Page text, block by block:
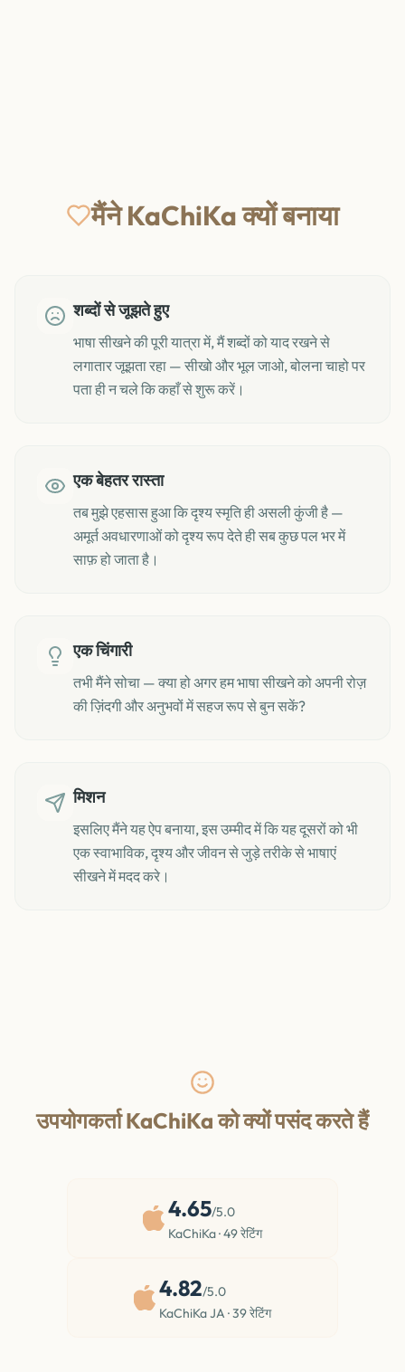
मैंने KaChiKa क्यों बनाया
शब्दों से जूझते हुए
भाषा सीखने की पूरी यात्रा में, मैं शब्दों को याद रखने से
लगातार जूझता रहा — सीखो और भूल जाओ, बोलना चाहो पर
पता ही न चले कि कहाँ से शुरू करें।
एक बेहतर रास्ता
तब मुझे एहसास हुआ कि दृश्य स्मृति ही असली कुंजी है —
अमूर्त अवधारणाओं को दृश्य रूप देते ही सब कुछ पल भर में
साफ़ हो जाता है।
एक चिंगारी
तभी मैंने सोचा — क्या हो अगर हम भाषा सीखने को अपनी रोज़
की ज़िंदगी और अनुभवों में सहज रूप से बुन सकें?
मिशन
इसलिए मैंने यह ऐप बनाया, इस उम्मीद में कि यह दूसरों को भी
एक स्वाभाविक, दृश्य और जीवन से जुड़े तरीके से भाषाएं
सीखने में मदद करे।
उपयोगकर्ता KaChiKa को क्यों पसंद करते हैं
4.65/5.0
KaChiKa·49रेटिंग
4.82/5.0
KaChiKa JA ·39रेटिंग